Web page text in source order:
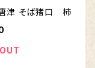
津 そば猪口 柿